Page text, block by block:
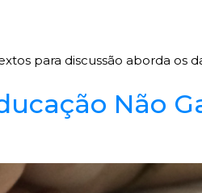
para discussão aborda os
Não